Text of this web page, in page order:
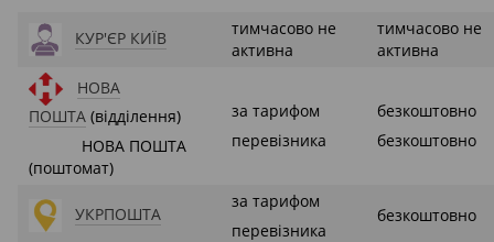
КУР'ЄР КИЇВ
тимчасово не
активна
тимчасово не
активна
НОВА
ПОШТА (відділення)
НОВА ПОШТА
(поштомат)
за тарифом
перевізника
безкоштовно
безкоштовно
УКРПОШТА
за тарифом
перевізника
безкоштовно